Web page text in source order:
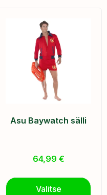
Asu Baywatch sälli
64,99 €
Valitse